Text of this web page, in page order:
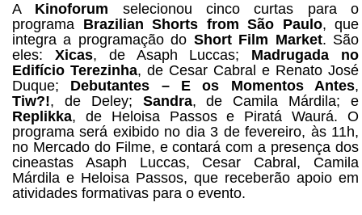
A Kinoforum selecionou cinco curtas para o
programa Brazilian Shorts from São Paulo, que
integra a programação do Short Film Market. São
eles: Xicas, de Asaph Luccas; Madrugada no
Edifício Terezinha, de Cesar Cabral e Renato José
Duque; Debutantes – E os Momentos Antes,
Tiw?!, de Deley; Sandra, de Camila Márdila; e
Replikka, de Heloisa Passos e Piratá Waurá. O
programa será exibido no dia 3 de fevereiro, às 11h,
no Mercado do Filme, e contará com a presença dos
cineastas Asaph Luccas, Cesar Cabral, Camila
Márdila e Heloisa Passos, que receberão apoio em
atividades formativas para o evento.